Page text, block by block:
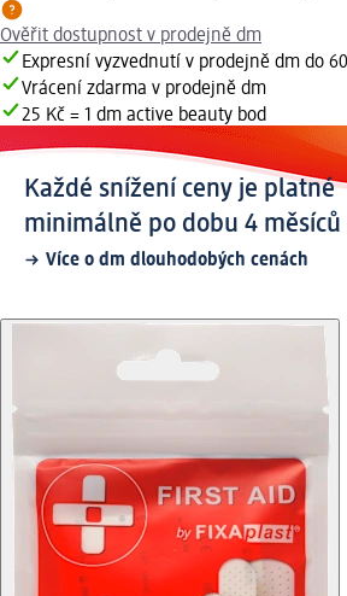
Ověřit dostupnost v prodejně dm
Expresní vyzvednutí v prodejně dm do
Vrácení zdarma v prodejně dm
25 Kč = 1 dm active beauty bod
Každé snížení ceny je platné
minimálně po dobu 4 měsíců
Více o dm dlouhodobých cenách